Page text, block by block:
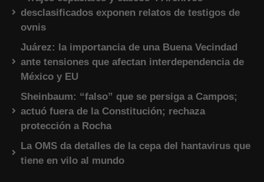
desclasificados exponen relatos de testigos de
ovnis
Juárez: la importancia de una Buena Vecindad
ante tensiones que afectan interdependencia de
México y EU
Sheinbaum: “falso” que se persiga a Campos;
actuó fuera de la Constitución; rechaza
protección a Rocha
La OMS da detalles de la cepa del hantavirus que
tiene en vilo al mundo